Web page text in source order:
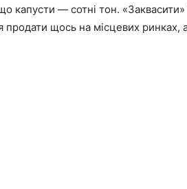
капусти — сотні тон.
продати щось на місцевих ринках,